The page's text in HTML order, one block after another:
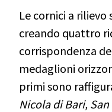
Le cornici a rilievo
creando quattro
corrispondenza
medaglioni
primi sono
Nicola di Bari,